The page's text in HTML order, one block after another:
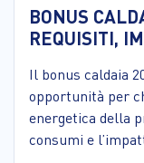
BONUS
REQUISITI,
Il bonus caldaia
opportunità per
energetica della
consumi e